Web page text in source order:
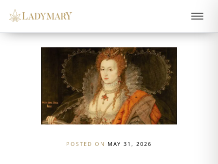
POSTED ON MAY 31, 2026